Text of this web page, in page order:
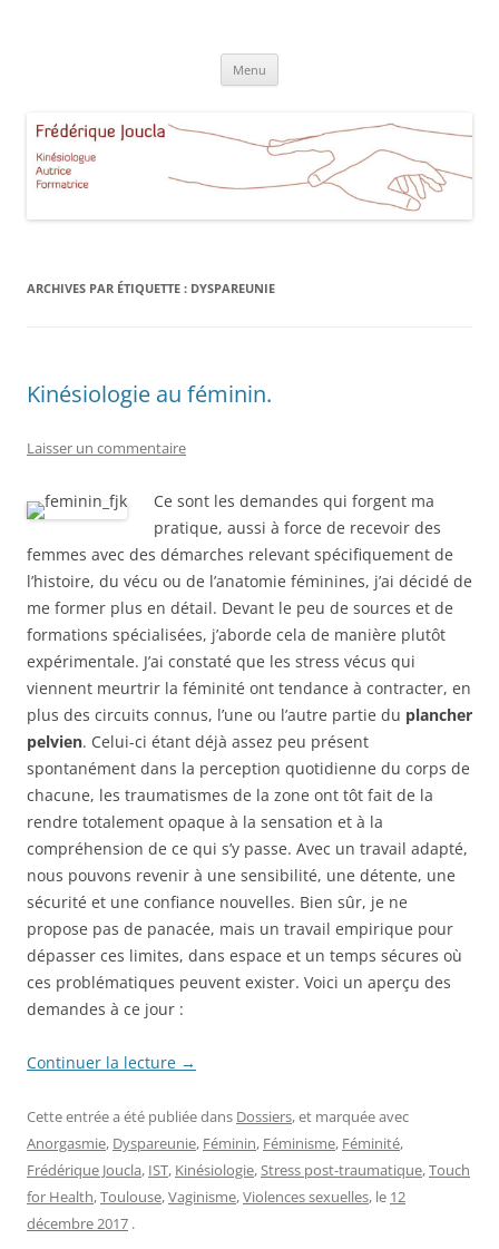
Aucamville Toulouse
Menu
ARCHIVES PAR ÉTIQUETTE : DYSPAREUNIE
Kinésiologie au féminin.
Laisser un commentaire
Ce sont les demandes qui forgent ma
pratique, aussi à force de recevoir des
femmes avec des démarches relevant spécifiquement de
l’histoire, du vécu ou de l’anatomie féminines, j’ai décidé de
me former plus en détail. Devant le peu de sources et de
formations spécialisées, j’aborde cela de manière plutôt
expérimentale. J’ai constaté que les stress vécus qui
viennent meurtrir la féminité ont tendance à contracter, en
plus des circuits connus, l’une ou l’autre partie du plancher
pelvien. Celui-ci étant déjà assez peu présent
spontanément dans la perception quotidienne du corps de
chacune, les traumatismes de la zone ont tôt fait de la
rendre totalement opaque à la sensation et à la
compréhension de ce qui s’y passe. Avec un travail adapté,
nous pouvons revenir à une sensibilité, une détente, une
sécurité et une confiance nouvelles. Bien sûr, je ne
propose pas de panacée, mais un travail empirique pour
dépasser ces limites, dans espace et un temps sécures où
ces problématiques peuvent exister. Voici un aperçu des
demandes à ce jour :
Continuer la lecture →
Cette entrée a été publiée dans Dossiers, et marquée avec
Anorgasmie, Dyspareunie, Féminin, Féminisme, Féminité,
Frédérique Joucla, IST, Kinésiologie,Stress post-traumatique,Touch
for Health,Toulouse,Vaginisme,Violences sexuelles, le 12
décembre 2017 .